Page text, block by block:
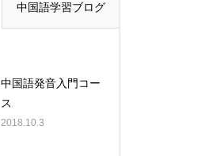
中国語学習ブログ
中国語発音入門コー
ス
2018.10.3